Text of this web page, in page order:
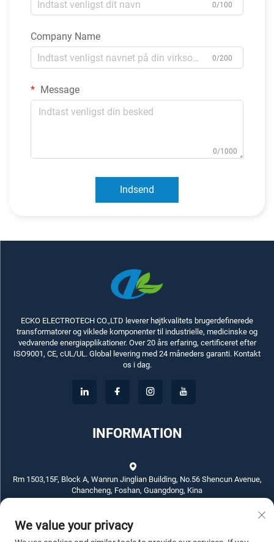
0/100
Company Name
0/200
Message
0/1000
Indsend
ECKO ELECTROTECH CO.,LTD leverer højtkvalitets brugerdefinerede
transformatorer og viklede komponenter til industrielle, medicinske og
vedvarende energiapplikationer. Over 20 års erfaring, certificeret efter
ISO9001, CE, cUL/UL. Global levering med 24 måneders garanti. Kontakt
os i dag.
INFORMATION
Rm 1503,15F, Block A, Wanrun Jinglian Building, No.56 Shencun Avenue,
Chancheng, Foshan, Guangdong, Kina
+86-757-83789311
We value your privacy